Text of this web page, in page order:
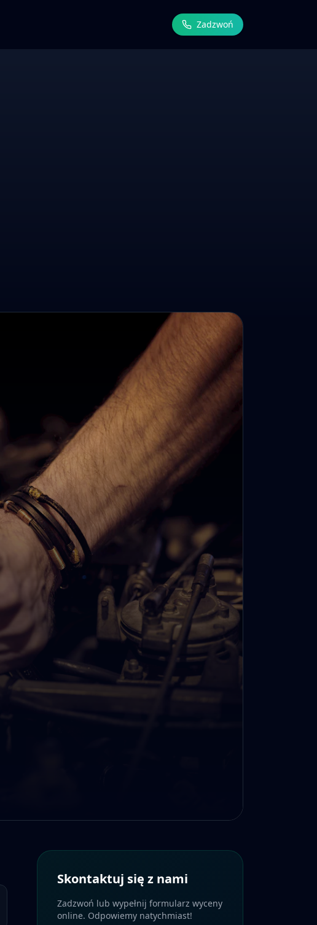
Zadzwoń
Skontaktuj się z nami
Zadzwoń lub wypełnij formularz wyceny
online. Odpowiemy natychmiast!